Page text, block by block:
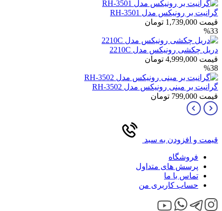
گرانیت بر رونیکس مدل RH-3501
قیمت 1,739,000 تومان
%33
دریل چکشی رونیکس مدل 2210C
قیمت 4,999,000 تومان
%38
گرانیت بر مینی رونیکس مدل RH-3502
قیمت 799,000 تومان
قیمت و افزودن به سبد
فروشگاه
پرسش های متداول
تماس با ما
حساب کاربری من